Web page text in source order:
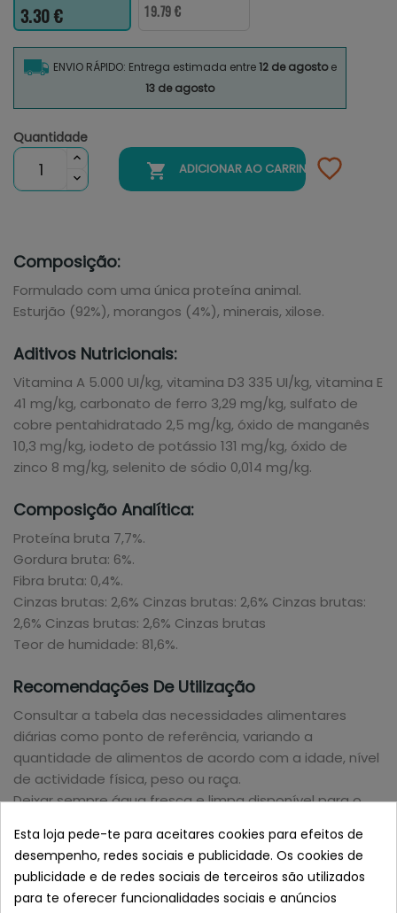
3.30 €
19.79 €
ENVIO RÁPIDO: Entrega estimada entre12 de agostoe
13 de agosto
Quantidade
 ADICIONAR AO CARRINHO
Composição:
Formulado com uma única proteína animal.
Esturjão (92%), morangos (4%), minerais, xilose.
Aditivos Nutricionais:
Vitamina A 5.000 UI/kg, vitamina D3 335 UI/kg, vitamina E
41 mg/kg, carbonato de ferro 3,29 mg/kg, sulfato de
cobre pentahidratado 2,5 mg/kg, óxido de manganês
10,3 mg/kg, iodeto de potássio 131 mg/kg, óxido de
zinco 8 mg/kg, selenito de sódio 0,014 mg/kg.
Composição Analítica:
Proteína bruta 7,7%.
Gordura bruta: 6%.
Fibra bruta: 0,4%.
Cinzas brutas: 2,6% Cinzas brutas: 2,6% Cinzas brutas:
2,6% Cinzas brutas: 2,6% Cinzas brutas
Teor de humidade: 81,6%.
Recomendações De Utilização
Consultar a tabela das necessidades alimentares
diárias como ponto de referência, variando a
quantidade de alimentos de acordo com a idade, nível
de actividade física, peso ou raça.
Deixar sempre água fresca e limpa disponível para o
Armazenar num local fresco e seco, longe da luz solar.
Esta loja pede-te para aceitares cookies para efeitos de
desempenho, redes sociais e publicidade. Os cookies de
publicidade e de redes sociais de terceiros são utilizados
para te oferecer funcionalidades sociais e anúncios